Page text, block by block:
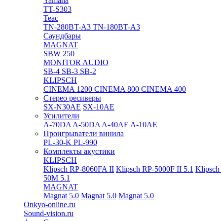
TT-S303
Teac
TN-280BT-A3 TN-180BT-A3
Саундбары
MAGNAT
SBW 250
MONITOR AUDIO
SB-4 SB-3 SB-2
KLIPSCH
CINEMA 1200 CINEMA 800 CINEMA 400
Стерео ресиверы
SX-N30AE SX-10AE
Усилители
A-70DA A-50DA A-40AE A-10AE
Проигрыватели винила
PL-30-K PL-990
Комплекты акустики
KLIPSCH
Klipsch RP-8060FA II Klipsch RP-5000F II 5.1 Klipsch
50M 5.1
MAGNAT
Magnat 5.0 Magnat 5.0 Magnat 5.0
Onkyo-online.ru
Sound-vision.ru